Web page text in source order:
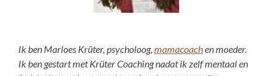
Ik ben Marloes Krüter, psycholoog, mamacoachen moeder.
Ik ben gestart met Krüter Coaching nadat ik zelf mentaal en